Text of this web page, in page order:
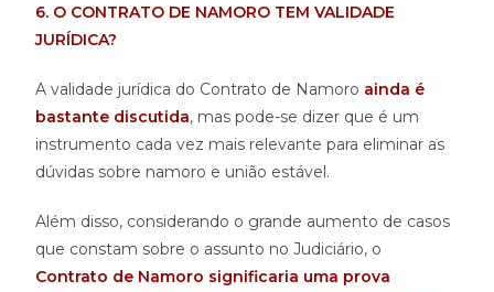
6. O CONTRATO DE NAMORO TEM VALIDADE
JURÍDICA?
A validade jurídica do Contrato de Namoro ainda é
bastante discutida, mas pode-se dizer que é um
instrumento cada vez mais relevante para eliminar as
dúvidas sobre namoro e união estável.
Além disso, considerando o grande aumento de casos
que constam sobre o assunto no Judiciário, o
Contrato de Namoro significaria uma prova